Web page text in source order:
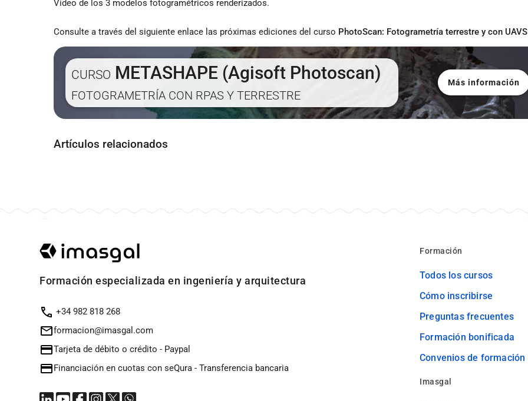
Vídeo de los 3 modelos fotogramétricos renderizados.
Consulte a través del siguiente enlace las próximas ediciones del curso PhotoScan: Fotogrametría terrestre y con UAVS
CURSO METASHAPE (Agisoft Photoscan)
FOTOGRAMETRÍA CON RPAS Y TERRESTRE
Más información
Artículos relacionados
Formación especializada en ingeniería y arquitectura
+34 982 818 268
formacion@imasgal.com
Tarjeta de débito o crédito - Paypal
Financiación en cuotas con seQura -Transferencia bancaria
Formación
Todos los cursos
Cómo inscribirse
Preguntas frecuentes
Formación bonificada
Convenios de formación
Imasgal